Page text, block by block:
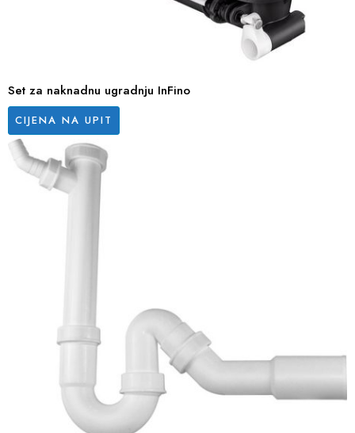
Set za naknadnu ugradnju InFino
CIJENA NA UPIT